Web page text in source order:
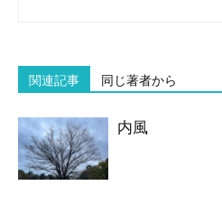
関連記事 同じ著者から
内風